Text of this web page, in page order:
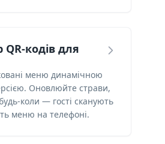
QR-кодів для
меню динамічною
Оновлюйте страви,
коли — гості сканують
меню на телефоні.